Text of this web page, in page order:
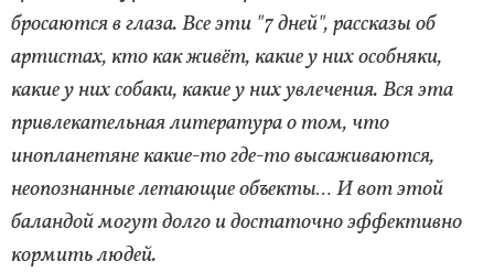
бросаются в глаза. Все эти "7 дней", рассказы об
артистах, кто как живёт, какие у них особняки,
какие у них собаки, какие у них увлечения. Вся эта
привлекательная литература о том, что
инопланетяне какие-то где-то высаживаются,
неопознанные летающие объекты… И вот этой
баландой могут долго и достаточно эффективно
кормить людей.